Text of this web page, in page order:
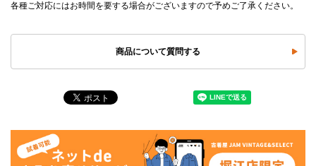
各種ご対応にはお時間を要する場合がございますので予めご了承ください。
商品について質問する